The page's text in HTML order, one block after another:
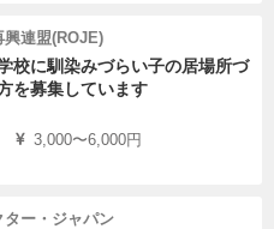
興連盟(ROJE)
校に馴染みづらい子の居場所づ
を募集しています
3,000〜6,000円
ター・ジャパン